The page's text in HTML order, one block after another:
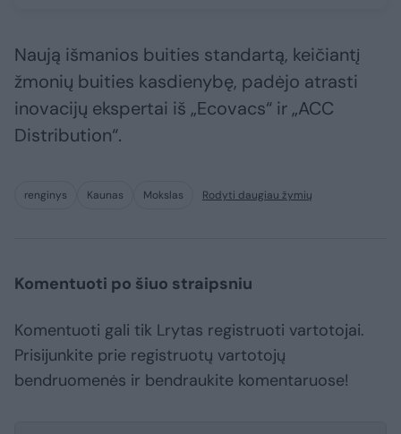
Naują išmanios buities standartą, keičiantį
žmonių buities kasdienybę, padėjo atrasti
inovacijų ekspertai iš „Ecovacs“ ir „ACC
Distribution“.
renginys Kaunas Mokslas Rodyti daugiau žymių
Komentuoti po šiuo straipsniu
Komentuoti gali tik Lrytas registruoti vartotojai.
Prisijunkite prie registruotų vartotojų
bendruomenės ir bendraukite komentaruose!